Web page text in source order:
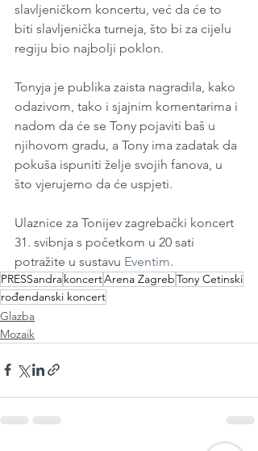
slavljeničkom koncertu, već da će to
biti slavljenička turneja, što bi za cijelu
regiju bio najbolji poklon.
Tonyja je publika zaista nagradila, kako
odazivom, tako i sjajnim komentarima i
nadom da će se Tony pojaviti baš u
njihovom gradu, a Tony ima zadatak da
pokuša ispuniti želje svojih fanova, u
što vjerujemo da će uspjeti.
Ulaznice za Tonijev zagrebački koncert
31. svibnja s početkom u 20 sati
potražite u sustavu Eventim.
PRESSandrakoncertArena ZagrebTony Cetinski
rođendanski koncert
Glazba
Mozaik